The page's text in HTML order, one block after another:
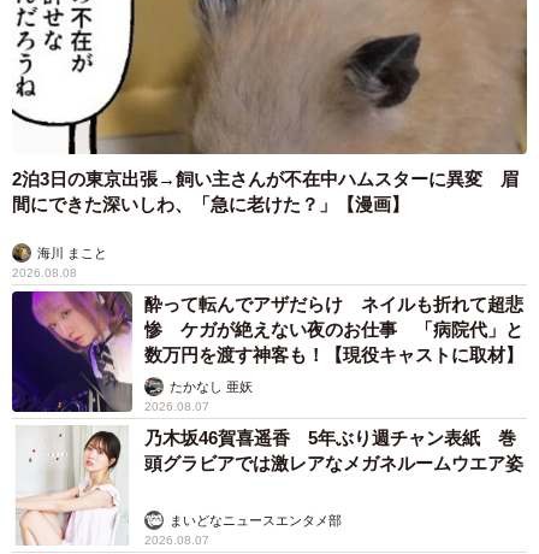
2泊3日の東京出張→飼い主さんが不在中ハムスターに異変 眉
間にできた深いしわ、「急に老けた？」【漫画】
海川 まこと
2026.08.08
酔って転んでアザだらけ ネイルも折れて超悲
惨 ケガが絶えない夜のお仕事 「病院代」と
数万円を渡す神客も！【現役キャストに取材】
たかなし 亜妖
2026.08.07
乃木坂46賀喜遥香 5年ぶり週チャン表紙 巻
頭グラビアでは激レアなメガネルームウエア姿
まいどなニュースエンタメ部
2026.08.07